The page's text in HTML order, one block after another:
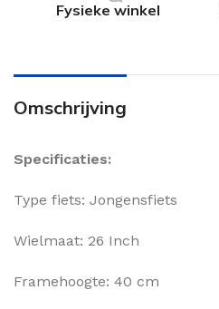
Fysieke winkel
Omschrijving
Specificaties:
Type fiets: Jongensfiets
Wielmaat: 26 Inch
Framehoogte: 40 cm